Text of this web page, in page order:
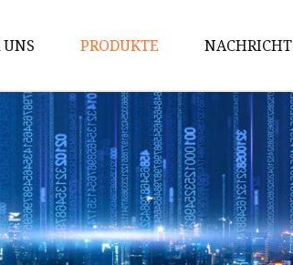
UNS PRODUKTE
Innen WPC
WPC-Wandpaneel
WPC-Deckenrohr
WPC-Rohr
UV-Wandtafel
NACHRICHT